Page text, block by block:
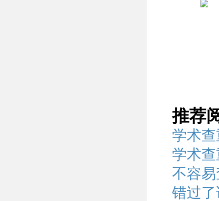
推荐
学术
学术
不容
错过